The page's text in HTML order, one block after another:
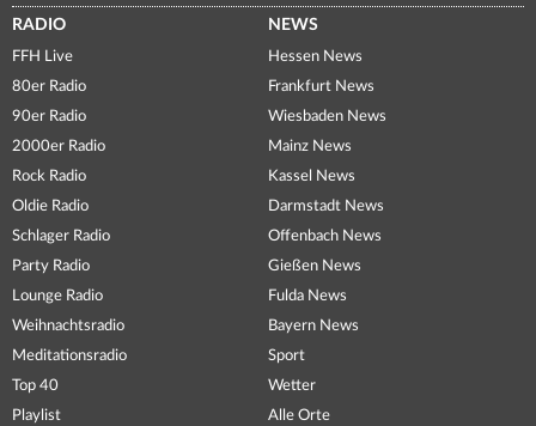
RADIO
FFH Live
80er Radio
90er Radio
2000er Radio
Rock Radio
Oldie Radio
Schlager Radio
Party Radio
Lounge Radio
Weihnachtsradio
Meditationsradio
Top 40
Playlist
NEWS
Hessen News
Frankfurt News
Wiesbaden News
Mainz News
Kassel News
Darmstadt News
Offenbach News
Gießen News
Fulda News
Bayern News
Sport
Wetter
Alle Orte